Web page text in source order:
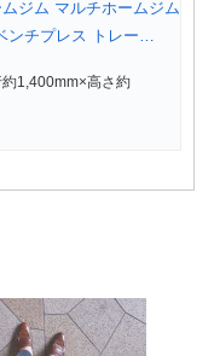
ジム マルチホームジム
ンチプレス トレー…
1,400mm×高さ約